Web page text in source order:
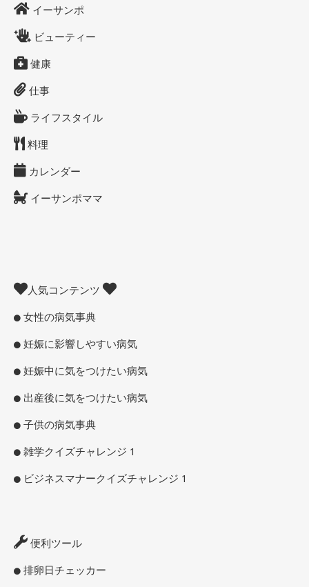
イーサンポ
ビューティー
健康
仕事
ライフスタイル
料理
カレンダー
イーサンポママ
人気コンテンツ
女性の病気事典
妊娠に影響しやすい病気
妊娠中に気をつけたい病気
出産後に気をつけたい病気
子供の病気事典
雑学クイズチャレンジ 1
ビジネスマナークイズチャレンジ 1
便利ツール
排卵日チェッカー